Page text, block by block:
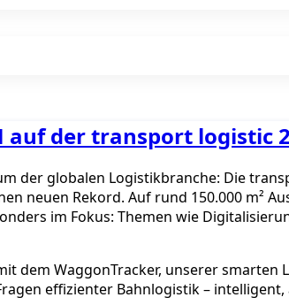
auf der transport logistic
der globalen Logistikbranche: Die
neuen Rekord. Auf rund 150.000 m²
im Fokus: Themen wie
dem WaggonTracker, unserer
effizienter Bahnlogistik –